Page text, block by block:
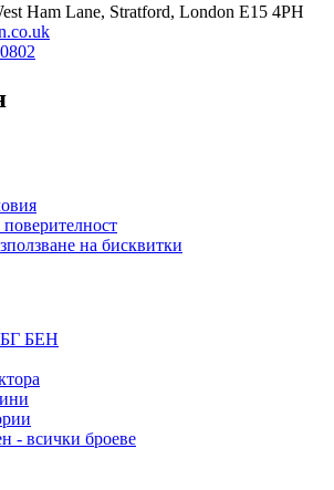
Ham Lane, Stratford, London E15 4PH
на бисквитки
БГ БЕН
- всички броеве